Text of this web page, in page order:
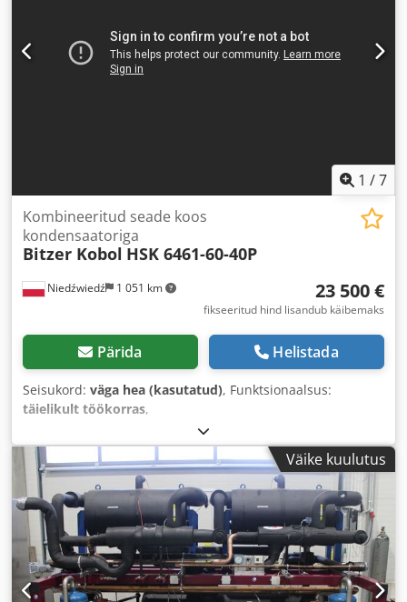
1 /7
Niedźwiedź 1 051 km
Kombineeritud seade koos
kondensaatoriga
Bitzer Kobol HSK 6461-60-40P
23 500 €
fikseeritud hind lisandub käibemaks
Pärida Helistada
Seisukord: väga hea (kasutatud), Funktsionaalsus:
täielikult töökorras,
Väike kuulutus